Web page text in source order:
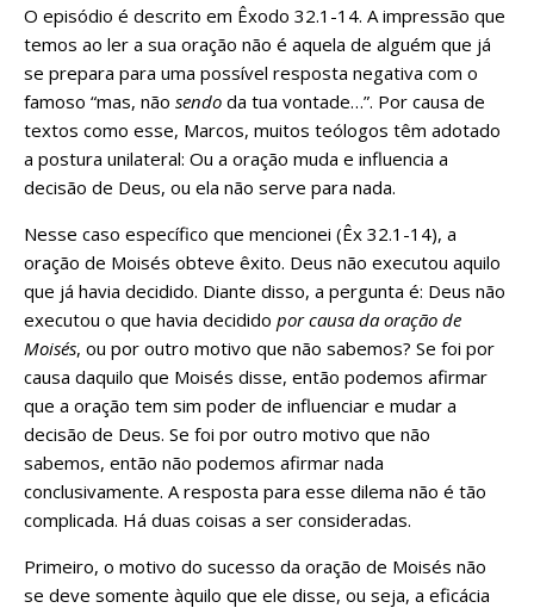
O episódio é descrito em Êxodo 32.1-14. A impressão que
temos ao ler a sua oração não é aquela de alguém que já
se prepara para uma possível resposta negativa com o
famoso “mas, não sendo da tua vontade…”. Por causa de
textos como esse, Marcos, muitos teólogos têm adotado
a postura unilateral: Ou a oração muda e influencia a
decisão de Deus, ou ela não serve para nada.
Nesse caso específico que mencionei (Êx 32.1-14), a
oração de Moisés obteve êxito. Deus não executou aquilo
que já havia decidido. Diante disso, a pergunta é: Deus não
executou o que havia decidido por causa da oração de
Moisés, ou por outro motivo que não sabemos? Se foi por
causa daquilo que Moisés disse, então podemos afirmar
que a oração tem sim poder de influenciar e mudar a
decisão de Deus. Se foi por outro motivo que não
sabemos, então não podemos afirmar nada
conclusivamente. A resposta para esse dilema não é tão
complicada. Há duas coisas a ser consideradas.
Primeiro, o motivo do sucesso da oração de Moisés não
se deve somente àquilo que ele disse, ou seja, a eficácia